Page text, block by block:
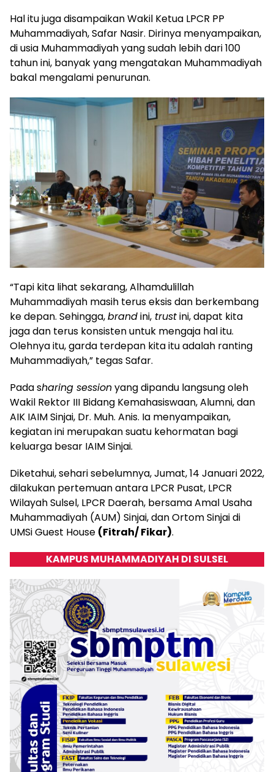
Hal itu juga disampaikan Wakil Ketua LPCR PP
Muhammadiyah, Safar Nasir. Dirinya menyampaikan,
di usia Muhammadiyah yang sudah lebih dari 100
tahun ini, banyak yang mengatakan Muhammadiyah
bakal mengalami penurunan.
“Tapi kita lihat sekarang, Alhamdulillah
Muhammadiyah masih terus eksis dan berkembang
ke depan. Sehingga,brandini, trustini, dapat kita
jaga dan terus konsisten untuk mengaja hal itu.
Olehnya itu, garda terdepan kita itu adalah ranting
Muhammadiyah,” tegas Safar.
Pada sharing sessionyang dipandu langsung oleh
Wakil Rektor III Bidang Kemahasiswaan, Alumni, dan
AIK IAIM Sinjai, Dr. Muh. Anis. Ia menyampaikan,
kegiatan ini merupakan suatu kehormatan bagi
keluarga besar IAIM Sinjai.
Diketahui, sehari sebelumnya, Jumat, 14 Januari 2022,
dilakukan pertemuan antara LPCR Pusat, LPCR
Wilayah Sulsel, LPCR Daerah, bersama Amal Usaha
Muhammadiyah (AUM) Sinjai, dan Ortom Sinjai di
UMSi Guest House (Fitrah/ Fikar).
KAMPUS MUHAMMADIYAH DI SULSEL